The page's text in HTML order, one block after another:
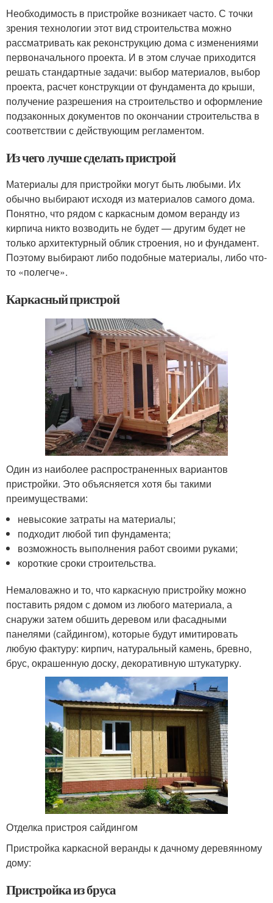
Необходимость в пристройке возникает часто. С точки
зрения технологии этот вид строительства можно
рассматривать как реконструкцию дома с изменениями
первоначального проекта. И в этом случае приходится
решать стандартные задачи: выбор материалов, выбор
проекта, расчет конструкции от фундамента до крыши,
получение разрешения на строительство и оформление
подзаконных документов по окончании строительства в
соответствии с действующим регламентом.
Из чего лучше сделать пристрой
Материалы для пристройки могут быть любыми. Их
обычно выбирают исходя из материалов самого дома.
Понятно, что рядом с каркасным домом веранду из
кирпича никто возводить не будет — другим будет не
только архитектурный облик строения, но и фундамент.
Поэтому выбирают либо подобные материалы, либо что-
то «полегче».
Каркасный пристрой
Один из наиболее распространенных вариантов
пристройки. Это объясняется хотя бы такими
преимуществами:
невысокие затраты на материалы;
подходит любой тип фундамента;
возможность выполнения работ своими руками;
короткие сроки строительства.
Немаловажно и то, что каркасную пристройку можно
поставить рядом с домом из любого материала, а
снаружи затем обшить деревом или фасадными
панелями (сайдингом), которые будут имитировать
любую фактуру: кирпич, натуральный камень, бревно,
брус, окрашенную доску, декоративную штукатурку.
Отделка пристроя сайдингом
Пристройка каркасной веранды к дачному деревянному
дому:
Пристройка из бруса